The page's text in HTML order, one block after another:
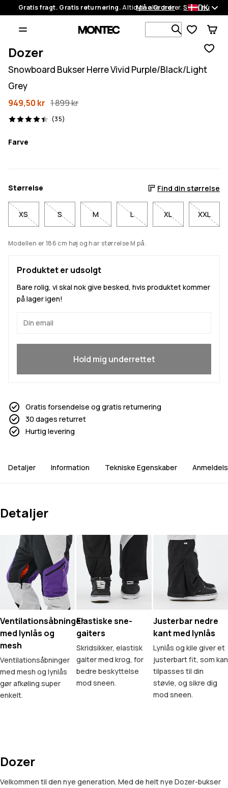
Gratis fragt. Gratis returnering.Altid på alle ordrer.Shop nu
Mine Ordrer DK
Søg i 1
Dozer
Snowboard Bukser Herre Vivid Purple/Black/Light
Grey
949,50 kr 1 899 kr
(35)
35 anmeldelser, 4.4/5
Farve
Størrelse Find din størrelse
XS S M L XL XXL
Modellen er 186 cm høj og har størrelse M på.
Produktet er udsolgt
Bare rolig, vi skal nok give besked, hvis produktet kommer
på lager igen!
Hold mig underrettet
Gratis forsendelse og gratis returnering
30 dages returret
Hurtig levering
Detaljer Information Tekniske Egenskaber
Detaljer
Ventilationsåbninger
med lynlås og
mesh
Ventilationsåbninger
med mesh og lynlås
gør afkøling super
enkelt.
Elastiske sne-
gaiters
Skridsikker, elastisk
gaiter med krog, for
bedre beskyttelse
mod sneen.
Justerbar nedre
kant med lynlås
Lynlås og kile giver et
justerbart fit, som kan
tilpasses til din
støvle, og sikre dig
mod sneen.
Dozer
Velkommen til den nye generation. Med de helt nye Dozer-bukser